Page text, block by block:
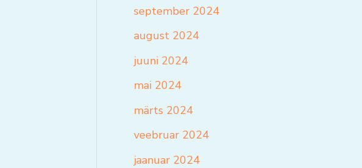
september 2024
august 2024
juuni 2024
mai 2024
märts 2024
veebruar 2024
jaanuar 2024